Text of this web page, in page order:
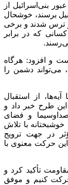
بنی‌اسرائیل از
برسند، خوشحال
ترس شدند و برخی
که در برابر
و افزود: هرگاه
می‌تواند دشمن را
از استقبال
طرح خبر داد و
و فضای
با تلاش
در جهت ترویج
این حرکت معنوی با
تأکید کرد و
کنیم و موفق